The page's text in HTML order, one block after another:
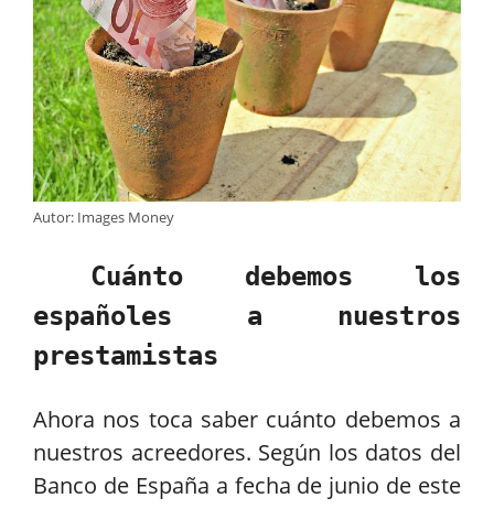
Autor: Images Money
Cuánto debemos los
españoles a nuestros
prestamistas
Ahora nos toca saber cuánto debemos a
nuestros acreedores. Según los datos del
Banco de España a fecha de junio de este